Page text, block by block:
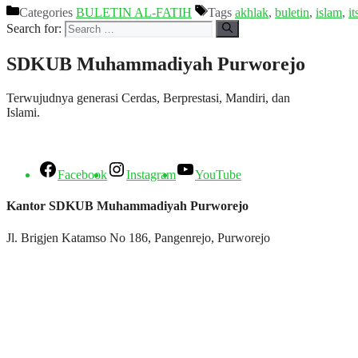
Categories BULETIN AL-FATIH Tags akhlak, buletin, islam,
Search for:
SDKUB Muhammadiyah Purworejo
Terwujudnya generasi Cerdas, Berprestasi, Mandiri, dan
Islami.
Facebook Instagram YouTube
Kantor SDKUB Muhammadiyah Purworejo
Jl. Brigjen Katamso No 186, Pangenrejo, Purworejo